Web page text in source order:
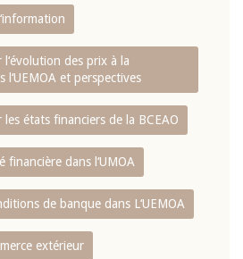
des prix à la
l‘UEMOA et perspectives
les états financiers de la BCEAO
financière dans l‘UMOA
de banque dans L‘UEMOA
extérieur